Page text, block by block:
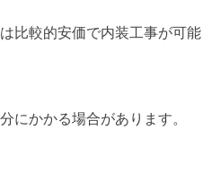
比較的安価で内装工事が可能
にかかる場合があります。